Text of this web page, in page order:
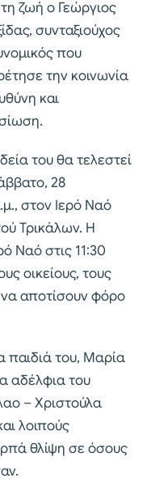
ζωή ο Γεώργιος
συνταξιούχος
που
την κοινωνία
και
του θα τελεστεί
28
στον Ιερό Ναό
Τρικάλων. Η
Ναό στις 11:30
οικείους, τους
αποτίσουν φόρο
παιδιά του, Μαρία
αδέλφια του
– Χριστούλα
λοιπούς
θλίψη σε όσους